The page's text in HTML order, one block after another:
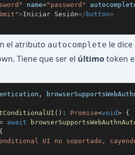
" name=" password "
">Iniciar Sesión</ button>
el atributo autocomplete le
Tiene que ser el últimotoken
,
( ) : Promise<void> {
await
{
UI no soportado,